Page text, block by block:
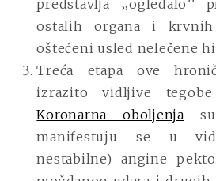
predstavlja ‚‚ogledalo’’
ostalih organa i
oštećeni usled nelečene
Treća etapa ove
izrazito vidljive
Koronarna oboljenja
manifestuju se u
nestabilne) angine